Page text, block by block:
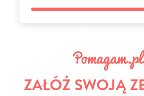
ZAŁÓŻ SWOJĄ